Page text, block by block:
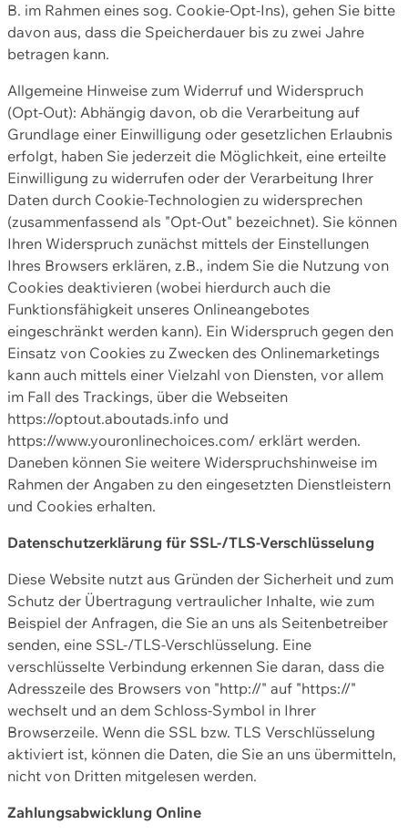
B. im Rahmen eines sog. Cookie-Opt-Ins), gehen Sie bitte
davon aus, dass die Speicherdauer bis zu zwei Jahre
betragen kann.
Allgemeine Hinweise zum Widerruf und Widerspruch
(Opt-Out): Abhängig davon, ob die Verarbeitung auf
Grundlage einer Einwilligung oder gesetzlichen Erlaubnis
erfolgt, haben Sie jederzeit die Möglichkeit, eine erteilte
Einwilligung zu widerrufen oder der Verarbeitung Ihrer
Daten durch Cookie-Technologien zu widersprechen
(zusammenfassend als "Opt-Out" bezeichnet). Sie können
Ihren Widerspruch zunächst mittels der Einstellungen
Ihres Browsers erklären, z.B., indem Sie die Nutzung von
Cookies deaktivieren (wobei hierdurch auch die
Funktionsfähigkeit unseres Onlineangebotes
eingeschränkt werden kann). Ein Widerspruch gegen den
Einsatz von Cookies zu Zwecken des Onlinemarketings
kann auch mittels einer Vielzahl von Diensten, vor allem
im Fall des Trackings, über die Webseiten
https://optout.aboutads.info und
https://www.youronlinechoices.com/ erklärt werden.
Daneben können Sie weitere Widerspruchshinweise im
Rahmen der Angaben zu den eingesetzten Dienstleistern
und Cookies erhalten.
Datenschutzerklärung für SSL-/TLS-Verschlüsselung
Diese Website nutzt aus Gründen der Sicherheit und zum
Schutz der Übertragung vertraulicher Inhalte, wie zum
Beispiel der Anfragen, die Sie an uns als Seitenbetreiber
senden, eine SSL-/TLS-Verschlüsselung. Eine
verschlüsselte Verbindung erkennen Sie daran, dass die
Adresszeile des Browsers von "http://" auf "https://"
wechselt und an dem Schloss-Symbol in Ihrer
Browserzeile. Wenn die SSL bzw. TLS Verschlüsselung
aktiviert ist, können die Daten, die Sie an uns übermitteln,
nicht von Dritten mitgelesen werden.
Zahlungsabwicklung Online